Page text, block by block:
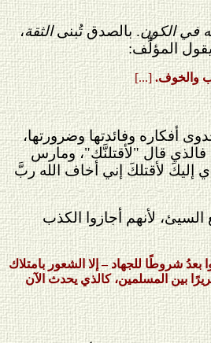
في الكون. بالصدق تُبنىالثقة،
يقول المؤلِّف:
والخوف.[...]
أفكاره وفائدتها وضرورتها،
فالذي قال "لأقتلنَّك"، ومارس
إليكَ لأقتلكَ إني أخاف الله ربَّ
لأنهم أجازوا الكذب
شروطًا للجهاد – إلا الشعور بامتلاك
بين المسلمين، كالذي يحدث الآن